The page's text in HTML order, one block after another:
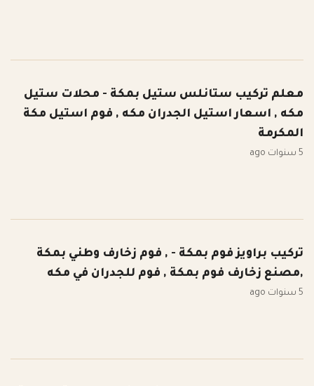
معلم تركيب ستانلس ستيل بمكة - محلات ستيل
مكه , اسعار استيل الجدران مكه , فوم استيل مكة
المكرمة
5 سنوات ago
تركيب براويز فوم بمكة - , فوم زخارف وطني بمكة
,مصنع زخارف فوم بمكة , فوم للجدران في مكه
5 سنوات ago